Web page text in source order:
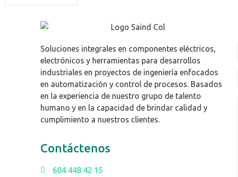
Soluciones integrales en componentes eléctricos,
electrónicos y herramientas para desarrollos
industriales en proyectos de ingeniería enfocados
en automatización y control de procesos. Basados
en la experiencia de nuestro grupo de talento
humano y en la capacidad de brindar calidad y
cumplimiento a nuestros clientes.
Contáctenos
604 448 42 15